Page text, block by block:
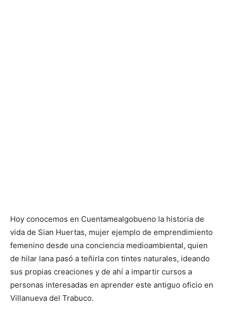
Hoy conocemos en Cuentamealgobueno la historia de
vida de Sian Huertas, mujer ejemplo de emprendimiento
femenino desde una conciencia medioambiental, quien
de hilar lana pasó a teñirla con tintes naturales, ideando
sus propias creaciones y de ahí a impartir cursos a
personas interesadas en aprender este antiguo oficio en
Villanueva del Trabuco.